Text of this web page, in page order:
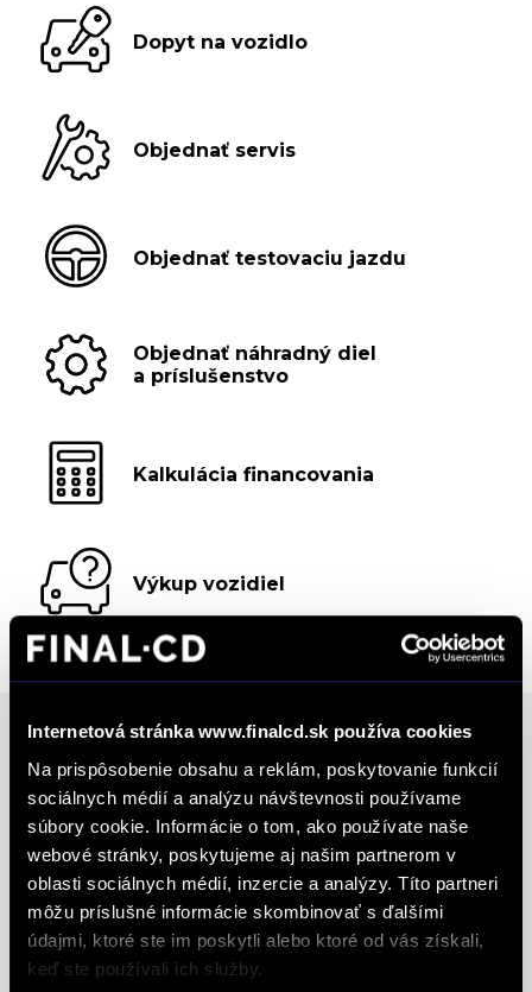
Internetová stránka www.finalcd.sk používa cookies
Na prispôsobenie obsahu a reklám, poskytovanie funkcií
sociálnych médií a analýzu návštevnosti používame
súbory cookie. Informácie o tom, ako používate naše
webové stránky, poskytujeme aj našim partnerom v
oblasti sociálnych médií, inzercie a analýzy. Títo partneri
môžu príslušné informácie skombinovať s ďalšími
údajmi, ktoré ste im poskytli alebo ktoré od vás získali,
keď ste používali ich služby.
Dopyt na vozidlo
Objednať servis
Objednať testovaciu jazdu
Objednať náhradný diel
a príslušenstvo
Kalkulácia financovania
Výkup vozidiel
Ocenenia
FINAL-CD získalo prestížny certifikát AAA Highest
Creditworthiness, tento certifikát je jedným z
najdôležitejších Európskych štandardov
definujúcich kvalitu obchodnej činnosti. Je
medzinárodne uznávanou známkou obchodnej